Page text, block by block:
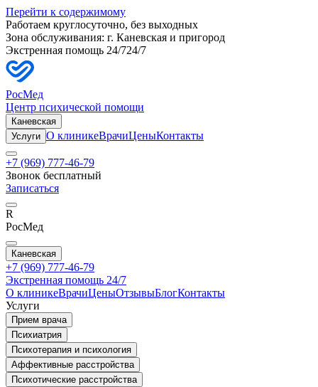
Перейти к содержимому
Работаем круглосуточно, без выходных
Зона обслуживания: г. Каневская и пригород
Экстренная помощь 24/724/7
РосМед
Центр психической помощи
Каневская
Услуги О клиникеВрачиЦеныКонтакты
+7 (969) 777-46-79
Звонок бесплатный
Записаться
R
РосМед
Каневская
+7 (969) 777-46-79
Экстренная помощь 24/7
О клиникеВрачиЦеныОтзывыБлогКонтакты
Услуги
Прием врача
Психиатрия
Психотерапия и психология
Аффективные расстройства
Психотические расстройства